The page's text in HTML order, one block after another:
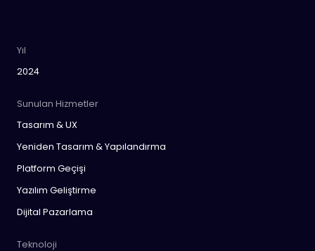
Yıl
2024
Sunulan Hizmetler
Tasarım & UX
Yeniden Tasarım & Yapılandırma
Platform Geçişi
Yazılım Geliştirme
Dijital Pazarlama
Teknoloji